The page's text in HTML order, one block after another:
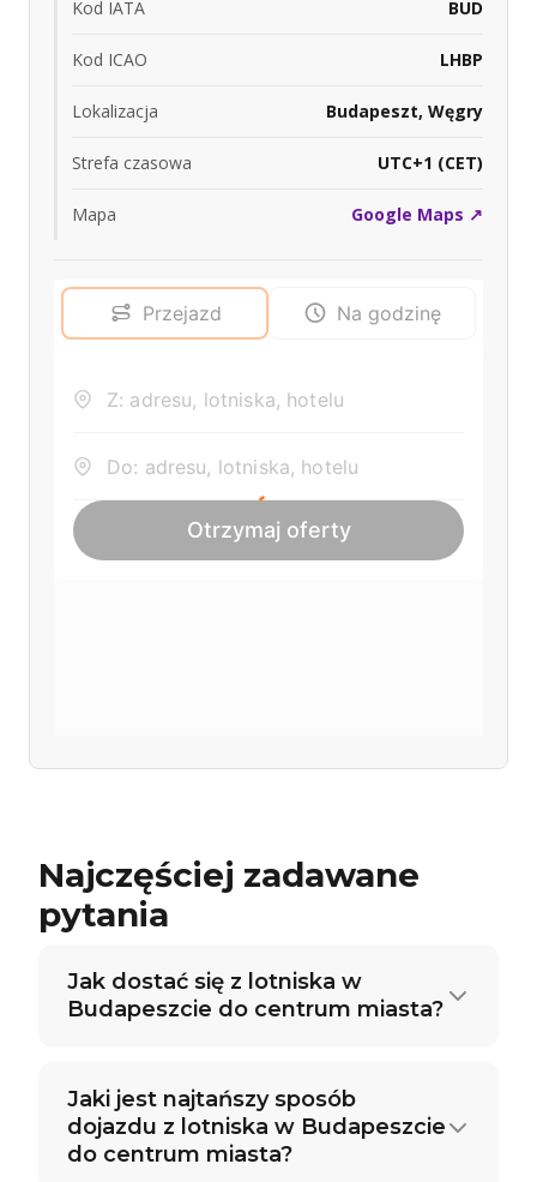
Kod IATA BUD
Kod ICAO LHBP
Lokalizacja Budapeszt, Węgry
Strefa czasowa UTC+1 (CET)
Mapa Google Maps ↗
Najczęściej zadawane
pytania
Jak dostać się z lotniska w
Budapeszcie do centrum miasta?
Jaki jest najtańszy sposób
dojazdu z lotniska w Budapeszcie
do centrum miasta?